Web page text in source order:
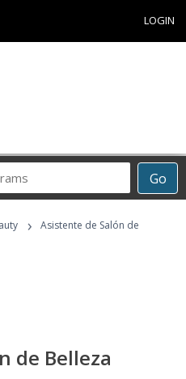
LOGIN
Go
›
Asistente de Salón de
de Belleza